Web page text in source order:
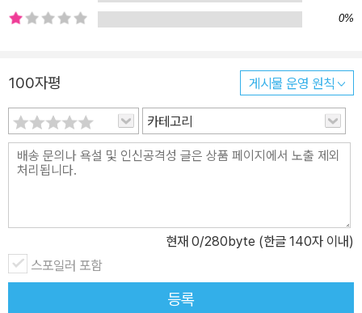
을 의식적인 행동으로 변환시킬 수 있는 단계별 질문을 정리했다. 또
한 부모는 아이의 심리적인 기초공사를 다지는 매우 중요한 존재이
할 수 있는 시기에 ‘네가 아주 귀하고 소중하다, 너는 아주 중요한 존
재다’라는 것은 말로만 전해지는 것이 아니라, 부모와 아이와 하는 수
천 번, 수만 번의 눈빛, 어루만짐, 안아주기 등의 상호작용을 통해서
아이는 나라는 존재에 대한 세상의 관점, 부모의 관점을 내면으로 받
아들이고, 자아상과 성격을 형성하는 중요한 기반이 된다. 이 과정을
를 반영해주고 불안해할 때 버텨주면서 아이가 필요로 하는 심리적
기능을 충족시켜주는 것이다. 이런 부모 자신과 아이에 대한 이해를
바탕으로 바람직한 부모와 아이의 관계 원리, 아이를 아프게 하는 부
모의 특성, 건강하지 않은 관계를 만들어가는 심리적 이유, 부모와 아
0%
100자평 게시물 운영 원칙
카테고리
현재 0/280byte (한글 140자 이내)
스포일러 포함
등록